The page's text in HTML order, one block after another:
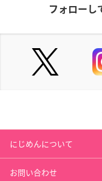
フォローし
にじめんについて
お問い合わせ